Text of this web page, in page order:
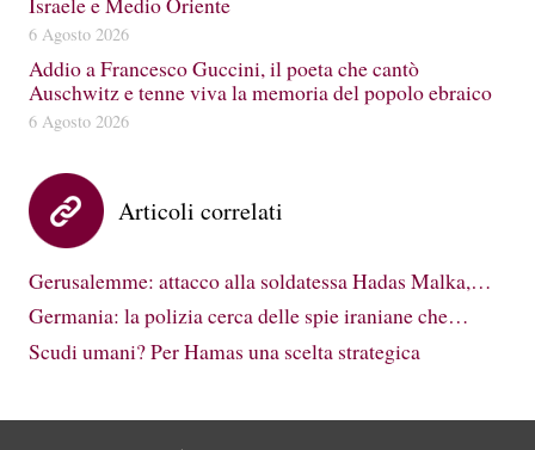
6 Agosto 2026
Addio a Francesco Guccini, il poeta che cantò
Auschwitz e tenne viva la memoria del popolo ebraico
6 Agosto 2026
Articoli correlati
Gerusalemme: attacco alla soldatessa Hadas Malka,…
Germania: la polizia cerca delle spie iraniane che…
Scudi umani? Per Hamas una scelta strategica